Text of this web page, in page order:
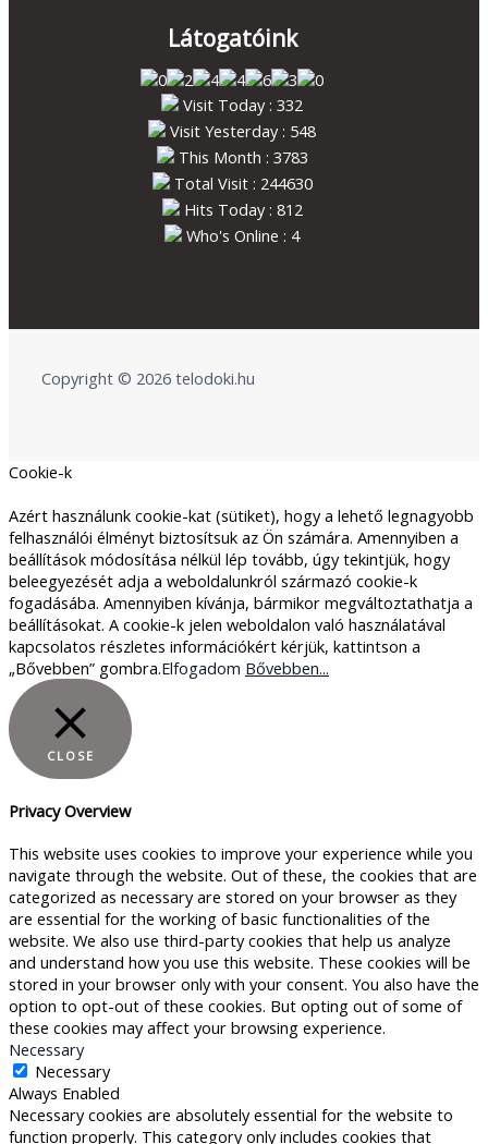
Látogatóink
Visit Today : 332
Visit Yesterday : 548
This Month : 3783
Total Visit : 244630
Hits Today : 812
Who's Online : 4
Copyright © 2026 telodoki.hu
Cookie-k
Azért használunk cookie-kat (sütiket), hogy a lehető legnagyobb
felhasználói élményt biztosítsuk az Ön számára. Amennyiben a
beállítások módosítása nélkül lép tovább, úgy tekintjük, hogy
beleegyezését adja a weboldalunkról származó cookie-k
fogadásába. Amennyiben kívánja, bármikor megváltoztathatja a
beállításokat. A cookie-k jelen weboldalon való használatával
kapcsolatos részletes információkért kérjük, kattintson a
„Bővebben” gombra.Elfogadom Bővebben...
CLOSE
Privacy Overview
This website uses cookies to improve your experience while you
navigate through the website. Out of these, the cookies that are
categorized as necessary are stored on your browser as they
are essential for the working of basic functionalities of the
website. We also use third-party cookies that help us analyze
and understand how you use this website. These cookies will be
stored in your browser only with your consent. You also have the
option to opt-out of these cookies. But opting out of some of
these cookies may affect your browsing experience.
Necessary
Necessary
Always Enabled
Necessary cookies are absolutely essential for the website to
function properly. This category only includes cookies that